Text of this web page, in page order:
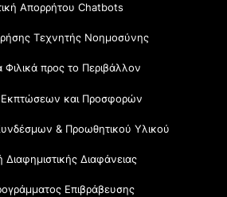
Απορρήτου Chatbots
Τεχνητής Νοημοσύνης
Φιλικά προς το Περιβάλλον
Εκπτώσεων και Προσφορών
& Προωθητικού Υλικού
Διαφημιστικής Διαφάνειας
Επιβράβευσης